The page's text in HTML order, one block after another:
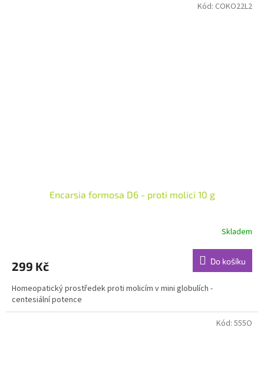
Encarsia formosa D6 - proti molici 10 g
Skladem
299 Kč Do košíku
Homeopatický prostředek proti molicím v mini globulích -
centesiální potence
Kód: COKO22L2
Kód: 555O